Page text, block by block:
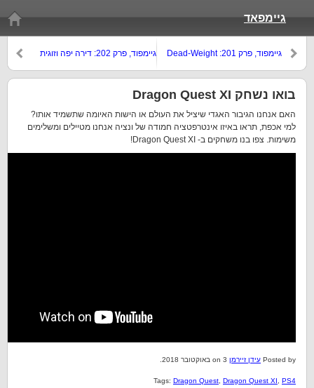
גיימפאד
גיימפוד, פרק 202: דירה יפה וזוגית
גיימפוד, פרק 201: Dead-Weight
בואו נשחק Dragon Quest XI
האם אנחנו הגיבור האגדי שיציל את העולם או הישות האיומה שתשמיד אותו?
למי אכפת, תראו באיזו אינטרפטציה חמודה של ונציה אנחנו מטיילים ומשלימים
משימות. צפו בנו משחקים ב- Dragon Quest XI!
Posted by עידן זיירמן
Tags: Dragon Quest Dragon Quest XI PS4